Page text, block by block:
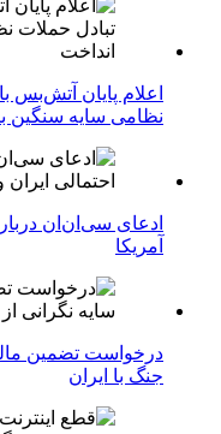
اعلام پایان آتش‌بس
نظامی سایه سنگین
ادعای سی‌ان‌ان
آمریکا
درخواست تضمین
جنگ با ایران